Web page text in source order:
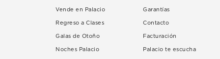
Vende en Palacio
Regreso a Clases
Galas de Otoño
Noches Palacio
Garantías
Contacto
Facturación
Palacio te escucha